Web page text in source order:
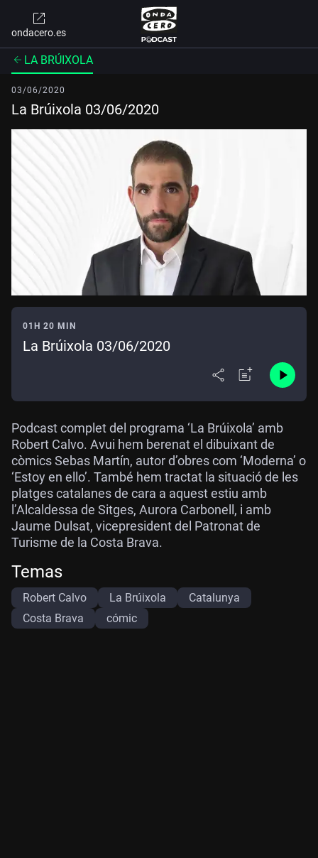
ondacero.es
LA BRÚIXOLA
03/06/2020
La Brúixola 03/06/2020
01H 20 MIN
La Brúixola 03/06/2020
Podcast complet del programa ‘La Brúixola’ amb
Robert Calvo. Avui hem berenat el dibuixant de
còmics Sebas Martín, autor d’obres com ‘Moderna’ o
‘Estoy en ello’. També hem tractat la situació de les
platges catalanes de cara a aquest estiu amb
l’Alcaldessa de Sitges, Aurora Carbonell, i amb
Jaume Dulsat, vicepresident del Patronat de
Turisme de la Costa Brava.
Temas
Robert Calvo La Brúixola
Catalunya
Costa Brava
cómic